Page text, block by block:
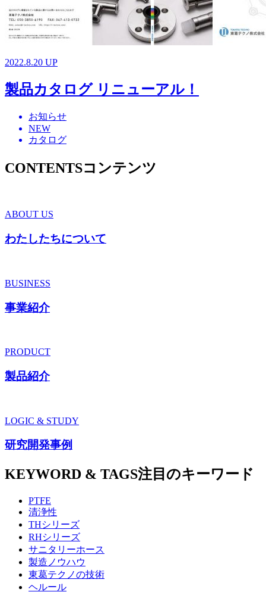
2022.8.20 UP
製品カタログ リニューアル！
お知らせ
NEW
カタログ
CONTENTSコンテンツ
ABOUT US
わたしたちについて
BUSINESS
事業紹介
PRODUCT
製品紹介
LOGIC & STUDY
研究開発事例
KEYWORD & TAGS注目のキーワード
PTFE
清浄性
THシリーズ
RHシリーズ
サニタリーホース
製造ノウハウ
東葛テクノの技術
ヘルール